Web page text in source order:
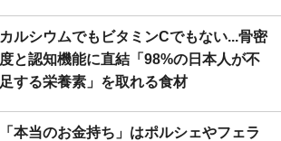
カルシウムでもビタミンCでもない...骨密
度と認知機能に直結「98%の日本人が不
足する栄養素」を取れる食材
「本当のお金持ち」はポルシェやフェラ